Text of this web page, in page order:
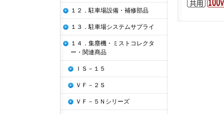
１２．駐車場設備・補修部品
１３．駐車場システムサプライ
１４．集塵機・ミストコレクタ
ー・関連商品
ＩＳ－１５
ＶＦ－２Ｓ
ＶＦ－５Ｎシリーズ